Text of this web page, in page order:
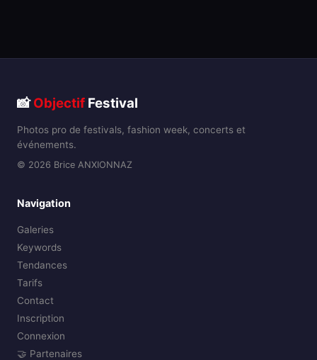
📸Objectif Festival
Photos pro de festivals, fashion week, concerts et
événements.
© 2026 Brice ANXIONNAZ
Navigation
Galeries
Keywords
Tendances
Tarifs
Contact
Inscription
Connexion
🤝 Partenaires